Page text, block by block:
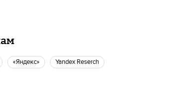
«Яндекс» Yandex Reserch